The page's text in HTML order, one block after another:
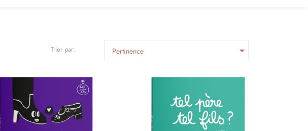
Trier par: Pertinence 